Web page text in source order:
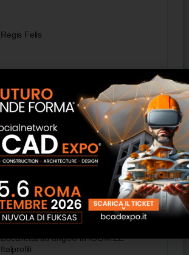
Regis Felis
87 09 01 - KNIPEX Assortimento
ricambi regolazione per 86/87 XX
250/300 (no 87 2X XXX)
Sedia in polipropilene con schienale
sagomato - FAS Italia
Materasso Memory superior L80xH23 -
FAS Italia
Bocchetta ad angolo in IGOM.EE
Italprofili